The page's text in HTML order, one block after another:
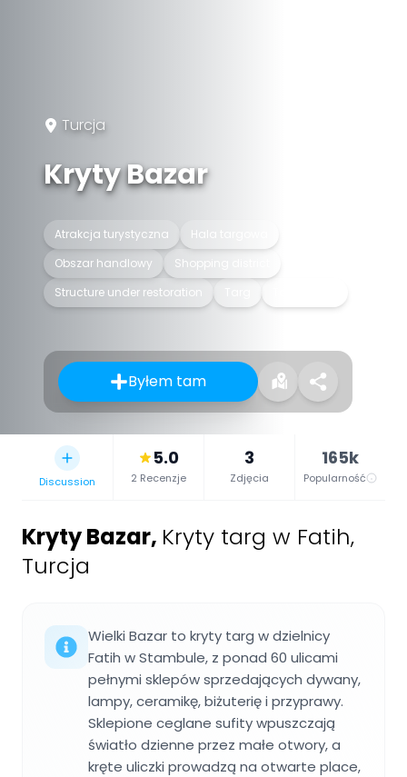
Turcja
Kryty Bazar
Atrakcja turystyczna
Hala targowa
Obszar handlowy
Shopping district
Structure under restoration
Byłem tam
Discussion
5.0
2 Recenzje
3
Zdjęcia
165k
Popularność
Kryty Bazar, Kryty targ w Fatih,
Turcja
Wielki Bazar to kryty targ w dzielnicy
Fatih w Stambule, z ponad 60 ulicami
pełnymi sklepów sprzedających dywany,
lampy, ceramikę, biżuterię i przyprawy.
Sklepione ceglane sufity wpuszczają
światło dzienne przez małe otwory, a
kręte uliczki prowadzą na otwarte place,